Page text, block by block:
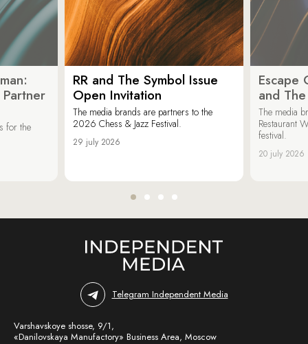
Partner
for the
RR and The Symbol Issue
Open Invitation
The media brands are partners to the
2026 Chess & Jazz Festival.
29 july 2026
Escape
and
The media
Restaurant
festival.
20 july 2026
Telegram Independent Media
Varshavskoye shosse, 9/1,
«Danilovskaya Manufactory» Business Area, Moscow